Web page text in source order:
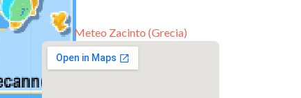
Meteo Zacinto (Grecia)